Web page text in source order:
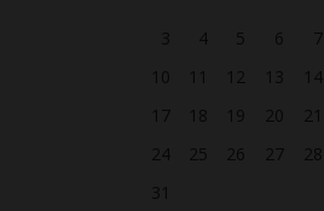
3
4 5 6 7
10
11 12 13 14
17
18 19 20 21
24
25 26 27 28
31